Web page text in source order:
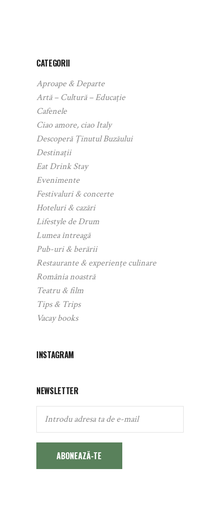
CATEGORII
Aproape & Departe
Artă – Cultură – Educație
Cafenele
Ciao amore, ciao Italy
Descoperă Ținutul Buzăului
Destinații
Eat Drink Stay
Evenimente
Festivaluri & concerte
Hoteluri & cazări
Lifestyle de Drum
Lumea întreagă
Pub-uri & berării
Restaurante & experiențe culinare
România noastră
Teatru & film
Tips & Trips
Vacay books
INSTAGRAM
NEWSLETTER
ABONEAZĂ-TE